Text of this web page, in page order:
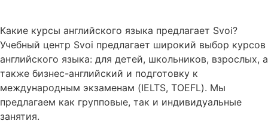
Какие курсы английского языка предлагает Svoi?
Учебный центр Svoi предлагает широкий выбор курсов
английского языка: для детей, школьников, взрослых, а
также бизнес-английский и подготовку к
международным экзаменам (IELTS, TOEFL). Мы
предлагаем как групповые, так и индивидуальные
занятия.